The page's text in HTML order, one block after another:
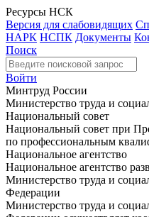
Ресурсы НСК
Версия для слабовидящих
НАРК НСПК Документы
Поиск
Войти
Минтруд России
Министерство труда и
Национальный совет
Национальный совет при
по профессиональным
Национальное агентство
Национальное агентство
Министерство труда и
Федерации
Министерство труда и